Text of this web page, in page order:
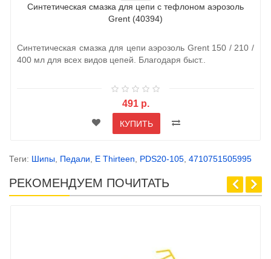
Синтетическая смазка для цепи с тефлоном аэрозоль
Grent (40394)
Синтетическая смазка для цепи аэрозоль Grent 150 / 210 /
400 мл для всех видов цепей. Благодаря быст..
491 р.
КУПИТЬ
Теги: Шипы, Педали, E Thirteen, PDS20-105, 4710751505995
РЕКОМЕНДУЕМ ПОЧИТАТЬ